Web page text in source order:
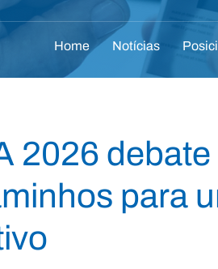
Home Notícias
2026
para